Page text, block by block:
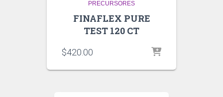
PRECURSORES
FINAFLEX PURE
TEST 120 CT
$420.00